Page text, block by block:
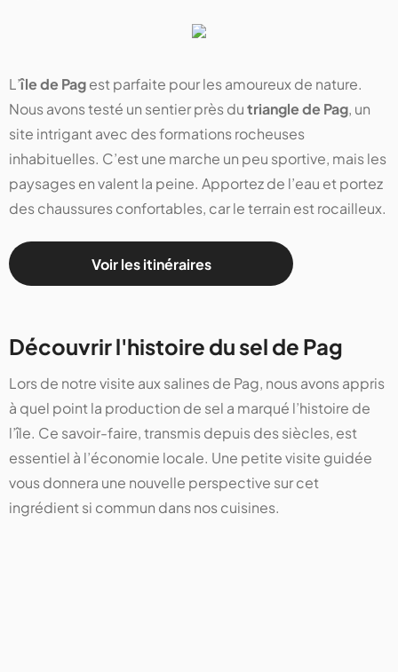
L’île de Pagest parfaite pour les amoureux de nature.
Nous avons testé un sentier près dutriangle de Pag, un
site intrigant avec des formations rocheuses
inhabituelles. C’est une marche un peu sportive, mais les
paysages en valent la peine. Apportez de l’eau et portez
des chaussures confortables, car le terrain est rocailleux.
Voir les itinéraires
Découvrir l'histoire du sel de Pag
Lors de notre visite aux salines de Pag, nous avons appris
à quel point la production de sel a marqué l’histoire de
l’île. Ce savoir-faire, transmis depuis des siècles, est
essentiel à l’économie locale. Une petite visite guidée
vous donnera une nouvelle perspective sur cet
ingrédient si commun dans nos cuisines.